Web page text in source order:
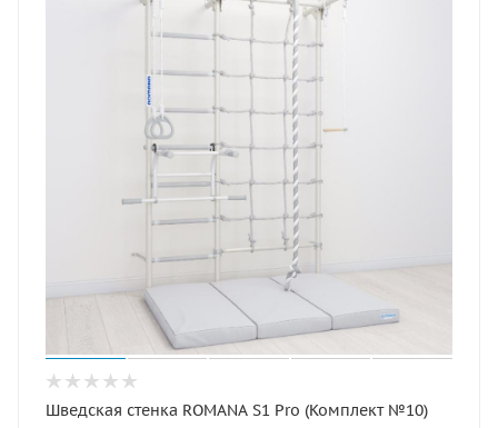
Шведская стенка ROMANA S1 Pro (Комплект №10)